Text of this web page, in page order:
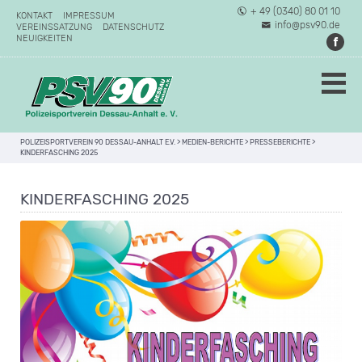
KONTAKT
IMPRESSUM
VEREINSSATZUNG
DATENSCHUTZ
NEUIGKEITEN
+ 49 (0340) 80 01 10
info@psv90.de
POLIZEISPORTVEREIN 90 DESSAU-ANHALT E.V. > MEDIEN-BERICHTE > PRESSEBERICHTE >
KINDERFASCHING 2025
KINDERFASCHING 2025